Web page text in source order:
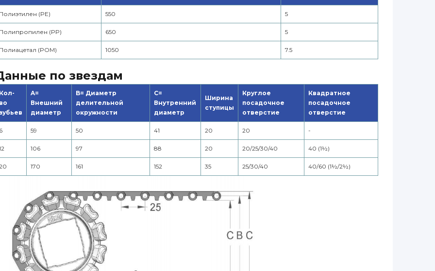
(PE) 550 5
(PP) 650 5
(POM) 1050 7.5
по звездам
A=
Внешний
диаметр
B= Диаметр
делительной
окружности
C=
Внутренний
диаметр
Ширина
ступицы
Круглое
посадочное
отверстие
Квадратное
посадочное
отверстие
59 50 41 20 20 -
106 97 88 20 20/25/30/40 40 (1½)
170 161 152 35 25/30/40 40/60 (1½/2½)